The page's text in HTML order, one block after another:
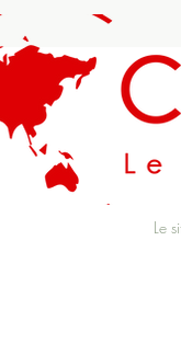
Le